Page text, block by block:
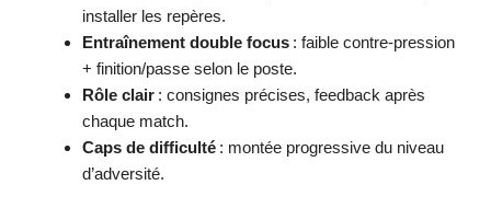
installer les repères.
Entraînement double focus : faible contre-pression
+ finition/passe selon le poste.
Rôle clair : consignes précises, feedback après
chaque match.
Caps de difficulté : montée progressive du niveau
d’adversité.